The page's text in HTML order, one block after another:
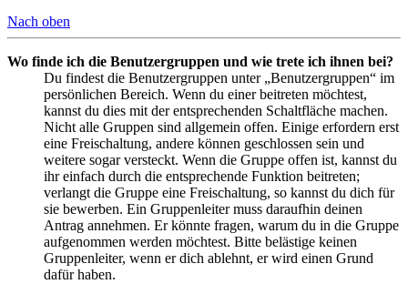
Nach oben
Wo finde ich die Benutzergruppen und wie trete ich ihnen bei?
Du findest die Benutzergruppen unter „Benutzergruppen“ im
persönlichen Bereich. Wenn du einer beitreten möchtest,
kannst du dies mit der entsprechenden Schaltfläche machen.
Nicht alle Gruppen sind allgemein offen. Einige erfordern erst
eine Freischaltung, andere können geschlossen sein und
weitere sogar versteckt. Wenn die Gruppe offen ist, kannst du
ihr einfach durch die entsprechende Funktion beitreten;
verlangt die Gruppe eine Freischaltung, so kannst du dich für
sie bewerben. Ein Gruppenleiter muss daraufhin deinen
Antrag annehmen. Er könnte fragen, warum du in die Gruppe
aufgenommen werden möchtest. Bitte belästige keinen
Gruppenleiter, wenn er dich ablehnt, er wird einen Grund
dafür haben.